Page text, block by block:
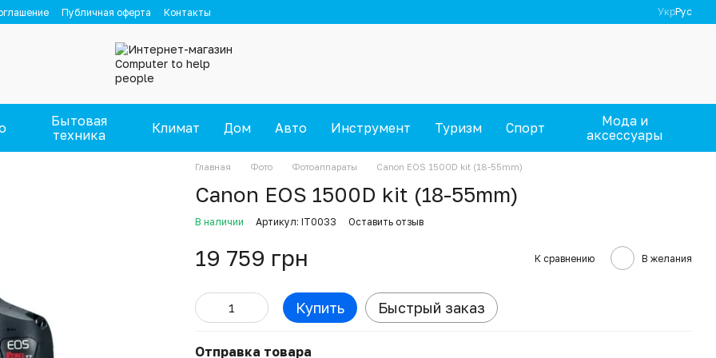
Публичная оферта Контакты УкрРус
Бытовая
техника
Климат Дом Авто Инструмент Туризм Спорт
Мода и
аксессуары
Главная Фото Фотоаппараты Canon EOS 1500D kit (18-55mm)
Canon EOS 1500D kit (18-55mm)
В наличии Артикул: IT0033 Оставить отзыв
19 759 грн К сравнению В желания
Купить Быстрый заказ
Отправка товара